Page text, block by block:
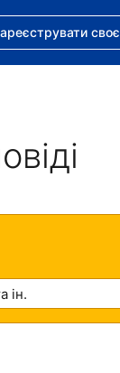
поточна
Ваша поточна